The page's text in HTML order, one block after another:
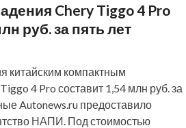
Chery Tiggo 4 Pro
руб. за пять лет
китайским компактным
4 Pro составит 1,54 млн руб. за
Autonews.ru предоставило
НАПИ. Под стоимостью